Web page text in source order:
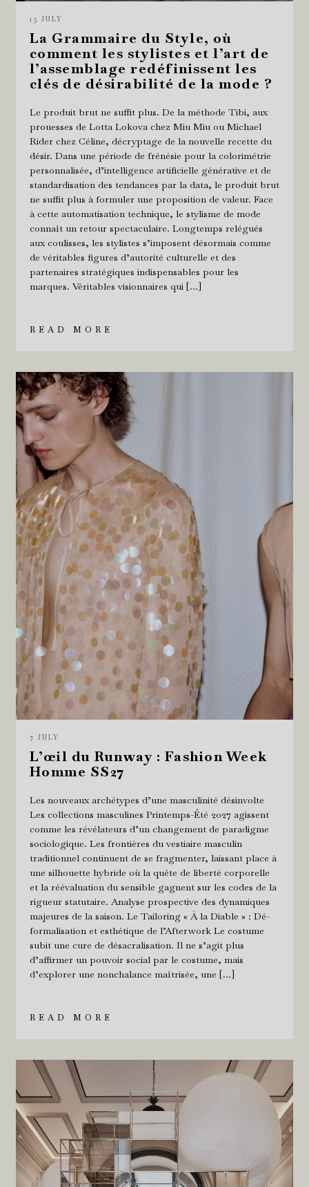
15 JULY
La Grammaire du Style, où
comment les stylistes et l’art de
l’assemblage redéfinissent les
clés de désirabilité de la mode ?
Le produit brut ne suffit plus. De la méthode Tibi, aux
prouesses de Lotta Lokova chez Miu Miu ou Michael
Rider chez Céline, décryptage de la nouvelle recette du
désir. Dans une période de frénésie pour la colorimétrie
personnalisée, d’intelligence artificielle générative et de
standardisation des tendances par la data, le produit brut
ne suffit plus à formuler une proposition de valeur. Face
à cette automatisation technique, le stylisme de mode
connaît un retour spectaculaire. Longtemps relégués
aux coulisses, les stylistes s’imposent désormais comme
de véritables figures d’autorité culturelle et des
partenaires stratégiques indispensables pour les
marques. Véritables visionnaires qui […]
READ MORE
7 JULY
L’œil du Runway : Fashion Week
Homme SS27
Les nouveaux archétypes d’une masculinité désinvolte
Les collections masculines Printemps-Été 2027 agissent
comme les révélateurs d’un changement de paradigme
sociologique. Les frontières du vestiaire masculin
traditionnel continuent de se fragmenter, laissant place à
une silhouette hybride où la quête de liberté corporelle
et la réévaluation du sensible gagnent sur les codes de la
rigueur statutaire. Analyse prospective des dynamiques
majeures de la saison. Le Tailoring « À la Diable » : Dé-
formalisation et esthétique de l’Afterwork Le costume
subit une cure de désacralisation. Il ne s’agit plus
d’affirmer un pouvoir social par le costume, mais
d’explorer une nonchalance maîtrisée, une […]
READ MORE